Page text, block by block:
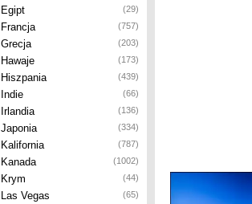
Egipt (29)
Francja (757)
Grecja (203)
Hawaje (173)
Hiszpania (439)
Indie (66)
Irlandia (136)
Japonia (334)
Kalifornia (787)
Kanada (1002)
Krym (44)
Las Vegas (65)